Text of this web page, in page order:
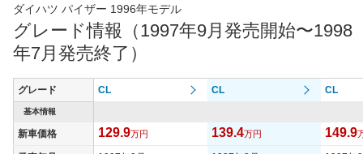
最高トルク 140.2 [14.3]/ 3,600
過給機 - - -
タイヤ
(前)
175/65R14 82S 175/65R14 82S 175/
タイヤサイズ
(後)
ダイハツ パイザー 1996年モデル
グレード情報（1997年9月発売開始〜1998
年7月発売終了）
グレード CL CL CL
基本情報
新車価格 129.9万円 139.4万円 149.9